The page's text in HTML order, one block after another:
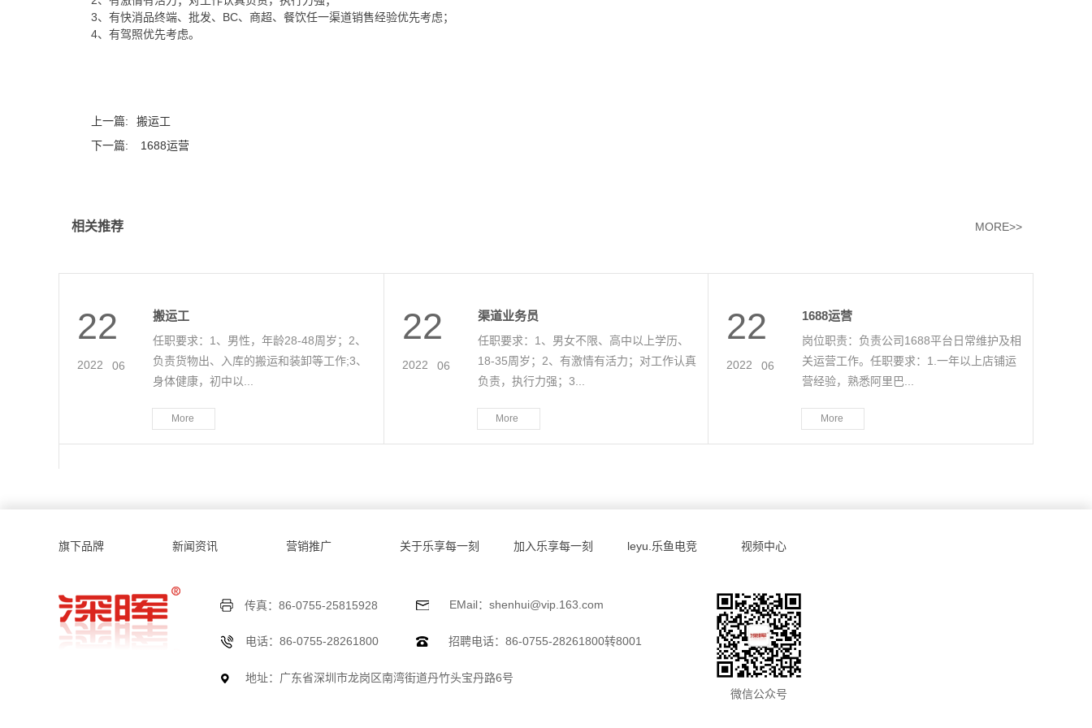
3、有快消品终端、批发、 BC、商超、餐饮任一渠道销售经验优先考虑；
4、有驾照优先考虑。
上一篇:
搬运工
下一篇:
1688运营
相关推荐 MORE>>
2022 06
22 搬运工
任职要求：1、男性，年龄28-48周岁；2、
负责货物出、入库的搬运和装卸等工作;3、
身体健康，初中以...
More
2022 06
22 渠道业务员
任职要求：1、男女不限、高中以上学历、
18-35周岁；2、有激情有活力；对工作认真
负责，执行力强；3...
More
2022 06
22 1688运营
岗位职责：负责公司1688平台日常维护及相
关运营工作。任职要求：1.一年以上店铺运
营经验，熟悉阿里巴...
More
旗下品牌 新闻资讯 营销推广 关于乐享每一刻 加入乐享每一刻 leyu.乐鱼电竞 视频中心
传真：86-0755-25815928 EMail：shenhui@vip.163.com
电话：86-0755-28261800 招聘电话：86-0755-28261800转8001
地址：广东省深圳市龙岗区南湾街道丹竹头宝丹路6号
微信公众号